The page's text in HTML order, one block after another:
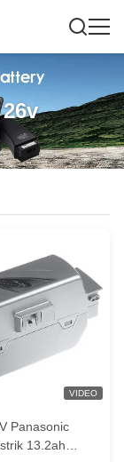
VIDEO
Panasonic
13.2ah